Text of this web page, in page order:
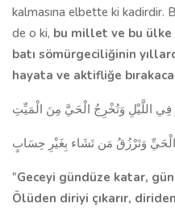
kalmasına elbette ki kadirdir.
de o ki, bu millet ve bu ülke
batı sömürgeciliğinin
hayata ve aktifliğe
فِي اللَّيْلِ وَتُخْرِجُ الْحَيَّ مِنَ الْمَيِّتِ
وَتَرْزُقُ مَن تَشَاء بِغَيْرِ حِسَابٍ
"Geceyi gündüze katar,
Ölüden diriyi çıkarır,